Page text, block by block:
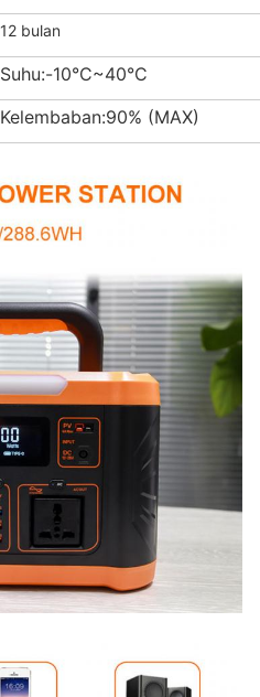
12 bulan
Suhu:-10°C~40°C
Kelembaban:90% (MAX)